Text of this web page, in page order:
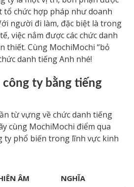
chức hợp pháp như doanh
người đi làm, đặc biệt là trong
việc nắm được các chức danh
thiết. Cùng MochiMochi “bỏ
danh tiếng Anh nhé!
công ty bằng tiếng
từ vựng về chức danh tiếng
cùng MochiMochi điểm qua
ty phổ biến trong lĩnh vực kinh
ÂM NGHĨA